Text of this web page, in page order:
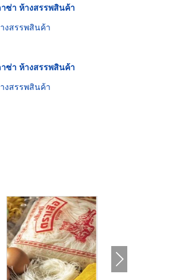
ซ่า ห้างสรรพสินค้า
งสรรพสินค้า
ซ่า ห้างสรรพสินค้า
งสรรพสินค้า